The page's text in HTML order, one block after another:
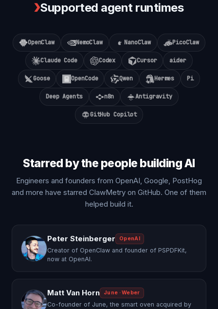
❯Supported agent runtimes
OpenClaw NemoClaw NanoClaw PicoClaw
Claude Code Codex Cursor aider
Goose OpenCode Qwen Hermes Pi
Deep Agents n8n Antigravity
GitHub Copilot
Starred by the people building AI
Engineers and founders from OpenAI, Google, PostHog
and more have starred ClawMetry on GitHub. One of them
helped build it.
Peter Steinberger OpenAI
Creator of OpenClaw and founder of PSPDFKit,
now at OpenAI.
Matt Van Horn June · Weber
Co-founder of June, the smart oven acquired by